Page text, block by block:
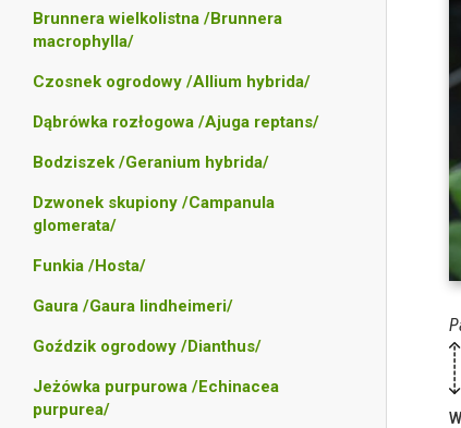
Brunnera wielkolistna /Brunnera
macrophylla/
Czosnek ogrodowy /Allium hybrida/
Dąbrówka rozłogowa /Ajuga reptans/
Bodziszek /Geranium hybrida/
Dzwonek skupiony /Campanula
glomerata/
Funkia /Hosta/
Gaura /Gaura lindheimeri/
Goździk ogrodowy /Dianthus/
Jeżówka purpurowa /Echinacea
purpurea/